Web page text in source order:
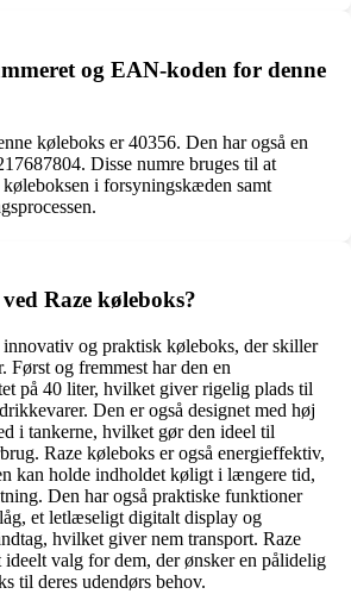
og EAN-koden for denne
køleboks er 40356. Den har også en
Disse numre bruges til at
i forsyningskæden samt
Raze køleboks?
innovativ og praktisk køleboks, der skiller
Først og fremmest har den en
på 40 liter, hvilket giver rigelig plads til
Den er også designet med høj
i tankerne, hvilket gør den ideel til
Raze køleboks er også energieffektiv,
kan holde indholdet køligt i længere tid,
Den har også praktiske funktioner
et letlæseligt digitalt display og
hvilket giver nem transport. Raze
valg for dem, der ønsker en pålidelig
til deres udendørs behov.